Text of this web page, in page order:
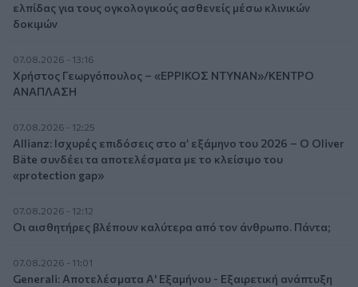
ελπίδας για τους ογκολογικούς ασθενείς μέσω κλινικών
δοκιμών
07.08.2026 - 13:16
Χρήστος Γεωργόπουλος – «ΕΡΡΙΚΟΣ ΝΤΥΝΑΝ»/ΚΕΝΤΡΟ
ΑΝΑΠΛΑΣΗ
07.08.2026 - 12:25
Allianz: Ισχυρές επιδόσεις στο α’ εξάμηνο του 2026 – Ο Oliver
Bäte συνδέει τα αποτελέσματα με το κλείσιμο του
«protection gap»
07.08.2026 - 12:12
Οι αισθητήρες βλέπουν καλύτερα από τον άνθρωπο. Πάντα;
07.08.2026 - 11:01
Generali: Αποτελέσματα Α' Εξαμήνου - Εξαιρετική ανάπτυξη